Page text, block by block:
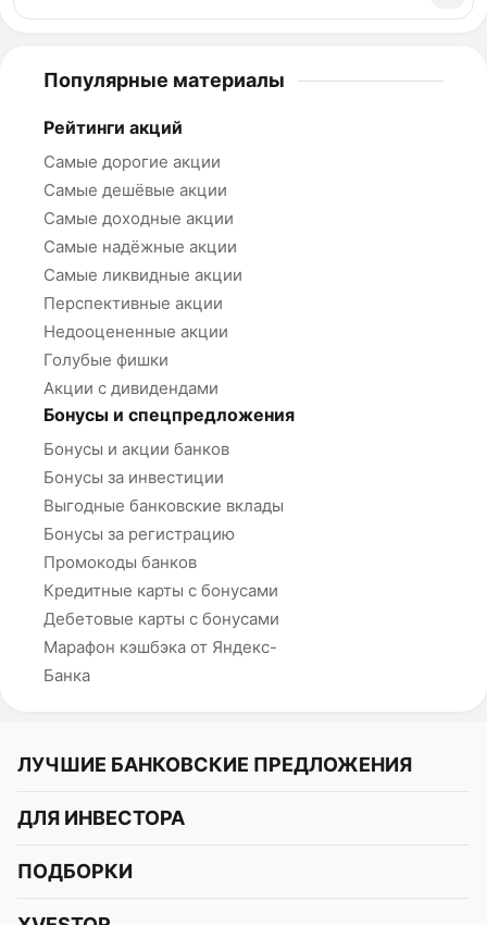
Популярные материалы
Рейтинги акций
Самые дорогие акции
Самые дешёвые акции
Самые доходные акции
Самые надёжные акции
Самые ликвидные акции
Перспективные акции
Недооцененные акции
Голубые фишки
Акции с дивидендами
Бонусы и спецпредложения
Бонусы и акции банков
Бонусы за инвестиции
Выгодные банковские вклады
Бонусы за регистрацию
Промокоды банков
Кредитные карты с бонусами
Дебетовые карты с бонусами
Марафон кэшбэка от Яндекс-
Банка
ЛУЧШИЕ БАНКОВСКИЕ ПРЕДЛОЖЕНИЯ
Альфа-Банк
СБЕР
ДЛЯ ИНВЕСТОРА
Курс акций
ПОДБОРКИ
Подборки акций